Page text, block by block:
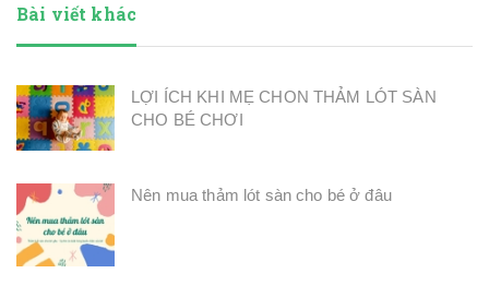
Bài viết khác
LỢI ÍCH KHI MẸ CHON THẢM LÓT SÀN
CHO BÉ CHƠI
Nên mua thảm lót sàn cho bé ở đâu